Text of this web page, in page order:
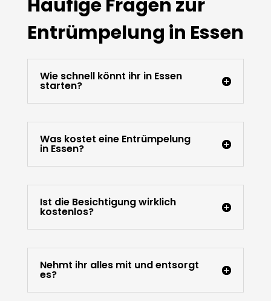
Häufige Fragen zur
Entrümpelung in Essen
Wie schnell könnt ihr in Essen
starten?
Was kostet eine Entrümpelung
in Essen?
Ist die Besichtigung wirklich
kostenlos?
Nehmt ihr alles mit und entsorgt
es?